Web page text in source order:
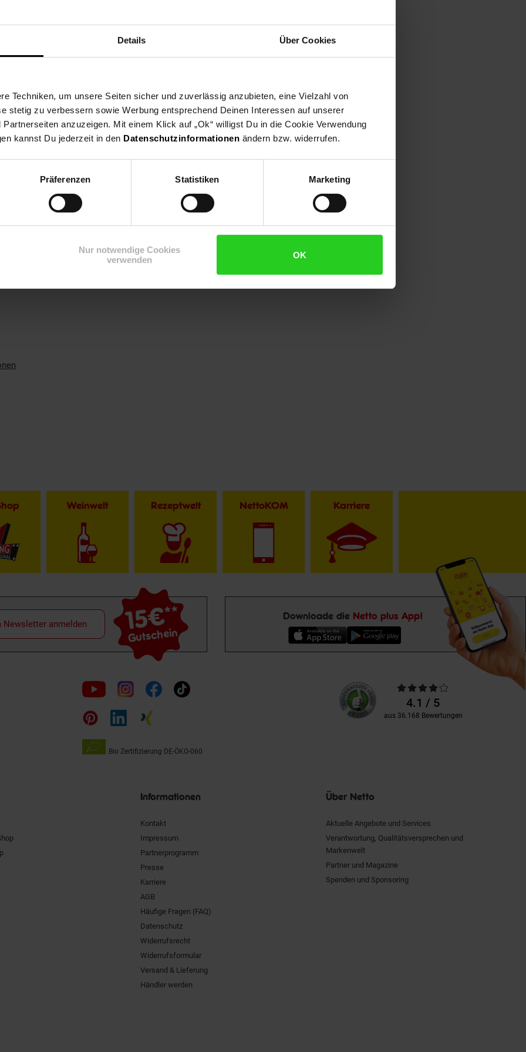
Details Über Cookies
Techniken, um unsere Seiten sicher und zuverlässig anzubieten, eine Vielzahl von
stetig zu verbessern sowie Werbung entsprechend Deinen Interessen auf unserer
anzuzeigen. Mit einem Klick auf „Ok“ willigst Du in die Cookie Verwendung
kannst Du jederzeit in den Datenschutzinformationen ändern bzw. widerrufen.
Präferenzen Statistiken Marketing
Nur notwendige Cookies
verwenden
OK
Weinwelt Rezeptwelt NettoKOM Karriere
15€**
Gutschein
Newsletter anmelden
Downloade die Netto plus App!
Folge
uns
auf
Bio Zertifizierung DE-ÖKO-060
Unsere
Kundenbewertungen
Durchschnittliche
Bewertungen4.1 / 5
aus 36.168 Bewertungen
Informationen
Kontakt
Impressum
Partnerprogramm
Presse
Karriere
AGB
Häufige Fragen (FAQ)
Datenschutz
Widerrufsrecht
Widerrufsformular
Versand & Lieferung
Händler werden
Über Netto
Aktuelle Angebote und Services
Verantwortung, Qualitätsversprechen und
Markenwelt
Partner und Magazine
Spenden und Sponsoring